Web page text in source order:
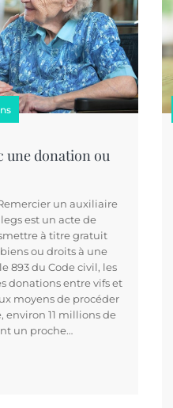
une donation ou
un auxiliaire
est un acte de
à titre gratuit
ou droits à une
893 du Code civil, les
donations entre vifs et
moyens de procéder
environ 11 millions de
un proche…